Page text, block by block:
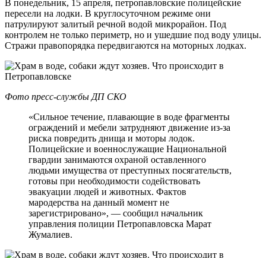
В понедельник, 15 апреля, петропавловские полицейские
пересели на лодки. В круглосуточном режиме они
патрулируют залитый речной водой микрорайон. Под
контролем не только периметр, но и ушедшие под воду улицы.
Стражи правопорядка передвигаются на моторных лодках.
Фото пресс-службы ДП СКО
«Сильное течение, плавающие в воде фрагменты
ограждений и мебели затрудняют движение из-за
риска повредить днища и моторы лодок.
Полицейские и военнослужащие Национальной
гвардии занимаются охраной оставленного
людьми имущества от преступных посягательств,
готовы при необходимости содействовать
эвакуации людей и животных. Фактов
мародерства на данный момент не
зарегистрировано», — сообщил начальник
управления полиции Петропавловска Марат
Жумалиев.